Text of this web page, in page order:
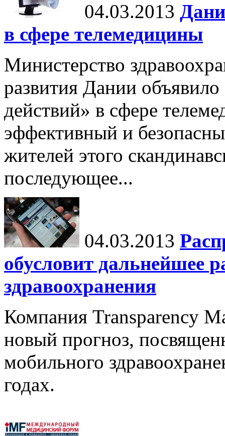
04.03.2013
в сфере телемедицины
Министерство
развития Дании
действий» в сфере
эффективный и
жителей этого
последующее...
04.03.2013
обусловит дальнейшее
здравоохранения
Компания Transparency
новый прогноз,
мобильного
годах.